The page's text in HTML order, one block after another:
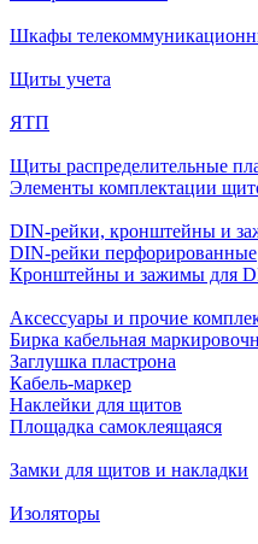
Шкафы
Щиты учета
ЯТП
Щиты распределительные
Элементы комплектации
DIN-рейки, кронштейны и
DIN-рейки перфорированные
Кронштейны и зажимы для
Аксессуары и прочие
Бирка кабельная
Заглушка пластрона
Кабель-маркер
Наклейки для щитов
Площадка самоклеящаяся
Замки для щитов и накладки
Изоляторы